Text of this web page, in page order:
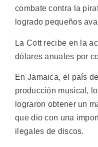
combate contra la
logrado pequeños
La Cott recibe en la
dólares anuales por
En Jamaica, el país
producción musical,
lograron obtener un
que dio con una
ilegales de discos.